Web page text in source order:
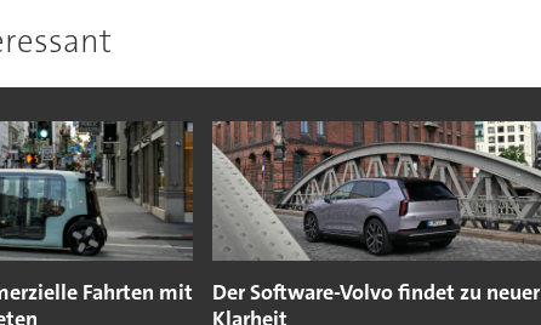
Fahrten mit
Der Software-Volvo findet zu neuer
Klarheit